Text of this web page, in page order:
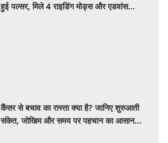
हुई पल्सर, मिले 4 राइडिंग मोड्स और एडवांस
कैंसर से बचाव का रास्ता क्या है? जानिए शुरुआती
संकेत, जोखिम और समय पर पहचान का आसान